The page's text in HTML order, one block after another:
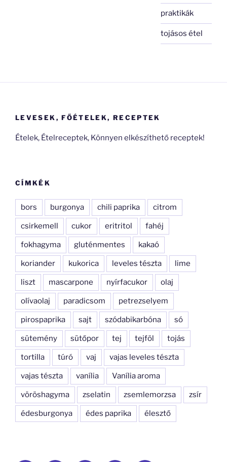
praktikák
tojásos étel
LEVESEK, FŐÉTELEK, RECEPTEK
Ételek, Ételreceptek, Könnyen elkészíthető receptek!
CÍMKÉK
bors burgonya chili paprika citrom
csirkemell cukor eritritol fahéj
fokhagyma gluténmentes kakaó
koriander kukorica leveles tészta lime
liszt mascarpone nyírfacukor olaj
olívaolaj paradicsom petrezselyem
pirospaprika sajt szódabikarbóna só
sütemény sütőpor tej tejföl tojás
tortilla túró vaj vajas leveles tészta
vajas tészta vanília Vanília aroma
vöröshagyma zselatin zsemlemorzsa zsír
édesburgonya édes paprika élesztő